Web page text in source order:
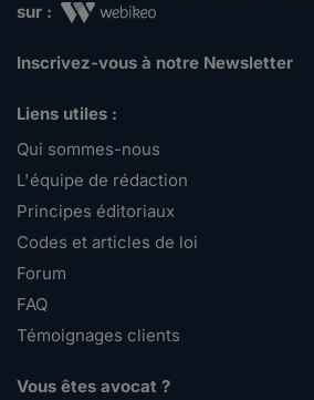
sur :
Inscrivez-vous à notre Newsletter
Liens utiles :
Qui sommes-nous
L'équipe de rédaction
Principes éditoriaux
Codes et articles de loi
Forum
FAQ
Témoignages clients
Vous êtes avocat ?